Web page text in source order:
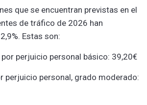
que se encuentran previstas en el
de tráfico de 2026 han
Estas son:
perjuicio personal básico: 39,20€
perjuicio personal, grado moderado: